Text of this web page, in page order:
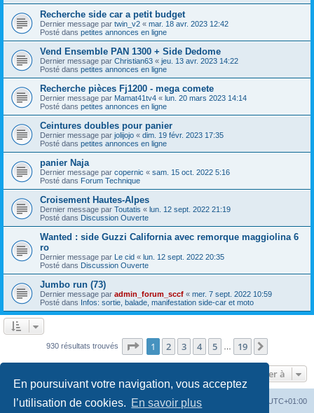
En poursuivant votre navigation, vous acceptez
l’utilisation de cookies. En savoir plus
Recherche side car a petit budget
Dernier message par twin_v2 « mar. 18 avr. 2023 12:42
Posté dans petites annonces en ligne
Vend Ensemble PAN 1300 + Side Dedome
Dernier message par Christian63 « jeu. 13 avr. 2023 14:22
Posté dans petites annonces en ligne
Recherche pièces Fj1200 - mega comete
Dernier message par Mamat41tv4 « lun. 20 mars 2023 14:14
Posté dans petites annonces en ligne
Ceintures doubles pour panier
Dernier message par jolijojo « dim. 19 févr. 2023 17:35
Posté dans petites annonces en ligne
panier Naja
Dernier message par copernic « sam. 15 oct. 2022 5:16
Posté dans Forum Technique
Croisement Hautes-Alpes
Dernier message par Toutatis « lun. 12 sept. 2022 21:19
Posté dans Discussion Ouverte
Wanted : side Guzzi California avec remorque maggiolina 6
ro
Dernier message par Le cid « lun. 12 sept. 2022 20:35
Posté dans Discussion Ouverte
Jumbo run (73)
Dernier message par admin_forum_sccf « mer. 7 sept. 2022 10:59
Posté dans Infos: sortie, balade, manifestation side-car et moto
930 résultats trouvés Page 1sur19
1 2 3 4 5 19
Aller à
Index du forum UTC+01:00